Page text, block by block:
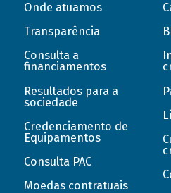
Onde atuamos
Transparência
Consulta a
financiamentos
Resultados para a
sociedade
Credenciamento de
Equipamentos
Consulta PAC
Moedas contratuais